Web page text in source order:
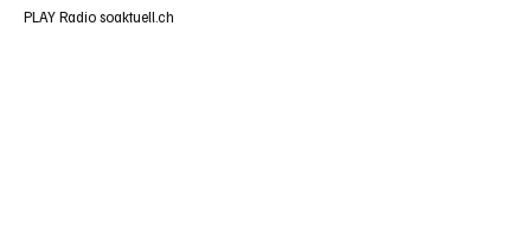
PLAY Radio soaktuell.ch